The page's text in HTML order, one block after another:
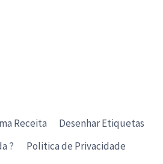
Receita
Desenhar Etiquetas
?
Politica de Privacidade